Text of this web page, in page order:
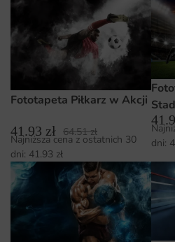
Fototapeta Piłkarz w Akcji
41.93 zł 64.51zł
Najniższa cena z ostatnich 30
dni: 41.93 zł
dni: